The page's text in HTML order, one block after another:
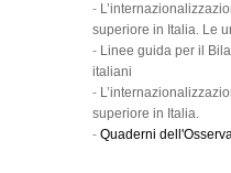
-
superiore in Italia. Le
- Linee guida per il
italiani
-
superiore in Italia.
- Quaderni